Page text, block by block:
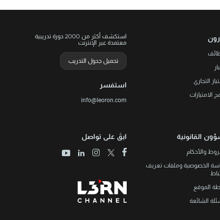
الامارات دبي
التجاري
الامتيازات
القانونية
والأحكام
الخصوصية وملفات تعريف
الموقع
الشائعة
استكشف أكثر من 2000 دورة تدريبية
معتمدة عبر الإنترنت
تحميل جدول التدريب
استفسر
info@leoron.com
ابقَ على تواصل